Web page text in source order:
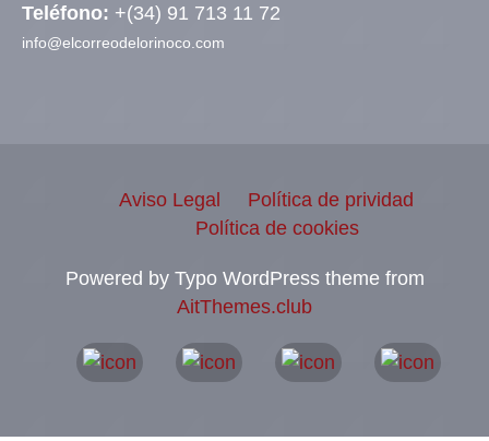
Teléfono: +(34) 91 713 11 72
info@elcorreodelorinoco.com
Aviso Legal
Política de prividad
Política de cookies
Powered by Typo WordPress theme from
AitThemes.club